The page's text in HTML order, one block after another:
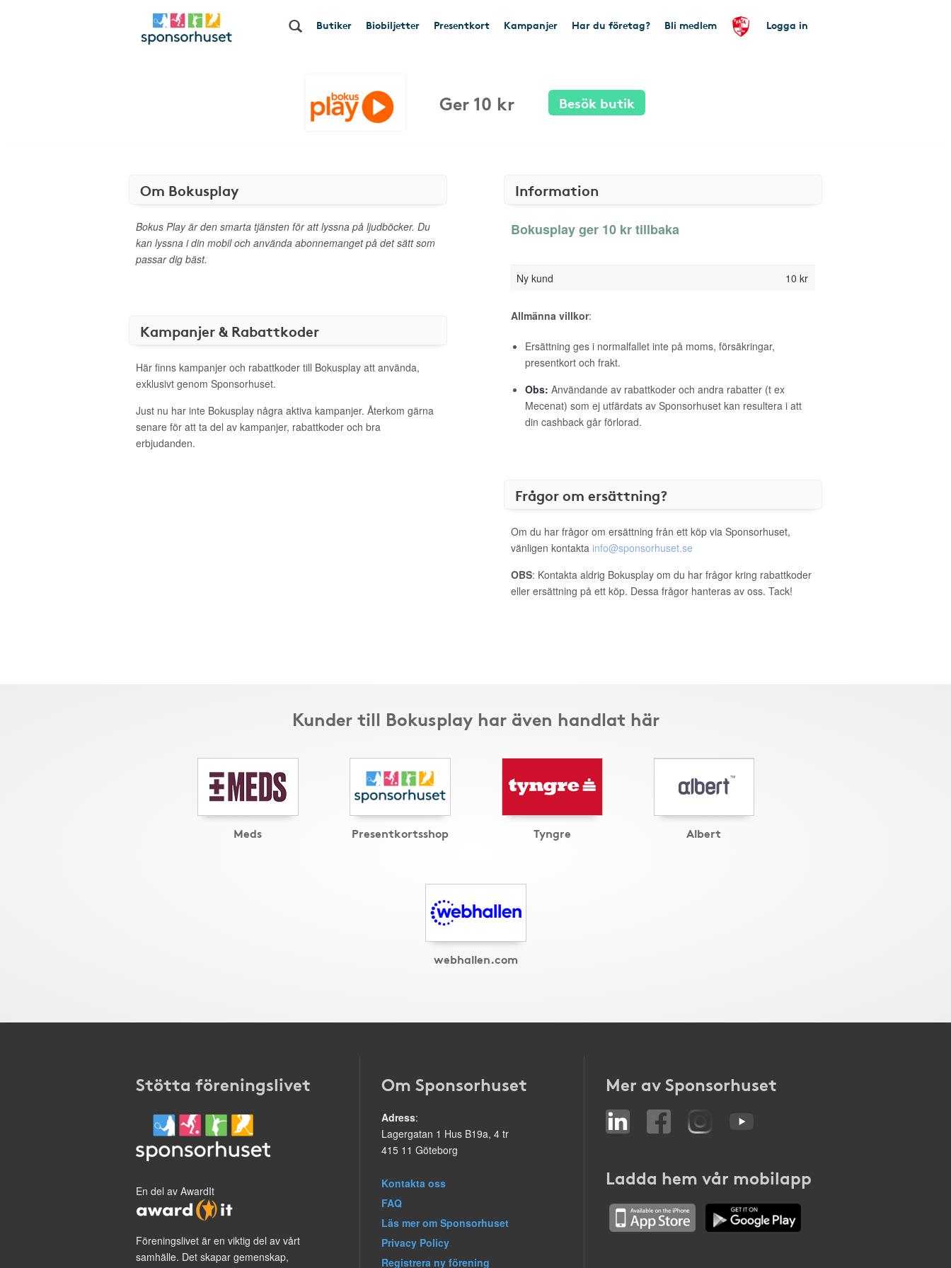
Butiker Biobiljetter Presentkort Kampanjer Har du företag? Bli medlem Logga in
Ger 10 kr Besök butik
Om Bokusplay
Bokus Play är den smarta tjänsten för att lyssna på ljudböcker. Du
kan lyssna i din mobil och använda abonnemanget på det sätt som
passar dig bäst.
Kampanjer & Rabattkoder
Här finns kampanjer och rabattkoder till Bokusplay att använda,
exklusivt genom Sponsorhuset.
Just nu har inte Bokusplay några aktiva kampanjer. Återkom gärna
senare för att ta del av kampanjer, rabattkoder och bra
erbjudanden.
Information
Bokusplay ger 10 kr tillbaka
Ny kund 10 kr
Allmänna villkor:
Ersättning ges i normalfallet inte på moms, försäkringar,
presentkort och frakt.
Obs: Användande av rabattkoder och andra rabatter (t ex
Mecenat) som ej utfärdats av Sponsorhuset kan resultera i att
din cashback går förlorad.
Frågor om ersättning?
Om du har frågor om ersättning från ett köp via Sponsorhuset,
vänligen kontakta info@sponsorhuset.se
OBS: Kontakta aldrig Bokusplay om du har frågor kring rabattkoder
eller ersättning på ett köp. Dessa frågor hanteras av oss. Tack!
Kunder till Bokusplay har även handlat här
Meds Presentkortsshop Tyngre Albert
webhallen.com
Stötta föreningslivet
En del av AwardIt
Föreningslivet är en viktig del av vårt
samhälle. Det skapar gemenskap,
Om Sponsorhuset
Adress:
Lagergatan 1 Hus B19a, 4 tr
415 11 Göteborg
Kontakta oss
FAQ
Läs mer om Sponsorhuset
Privacy Policy
Registrera ny förening
Mer av Sponsorhuset
Ladda hem vår mobilapp